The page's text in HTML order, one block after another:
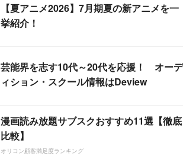
【夏アニメ2026】7月期夏の新アニメを一
挙紹介！
芸能界を志す10代～20代を応援！ オーデ
ィション・スクール情報はDeview
漫画読み放題サブスクおすすめ11選【徹底
比較】
オリコン顧客満足度ランキング